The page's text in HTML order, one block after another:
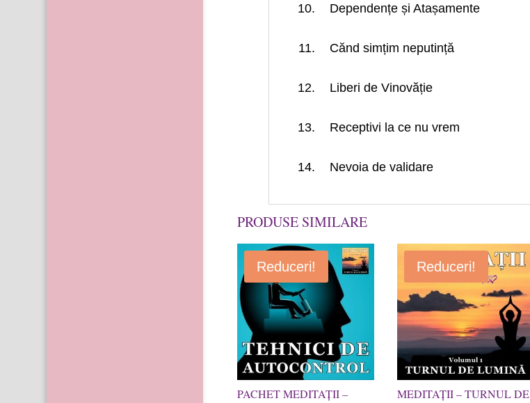
10. Dependențe și Atașamente
11. Cănd simțim neputință
12. Liberi de Vinovăție
13. Receptivi la ce nu vrem
14. Nevoia de validare
PRODUSE SIMILARE
Reduceri!
PACHET MEDITAȚII –
Reduceri!
MEDITAȚII – TURNUL DE